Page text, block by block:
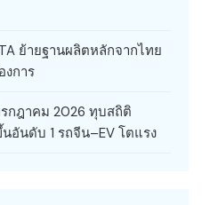
ย้ายฐานผลิตหลักจากไทย
การ
กฎาคม 2026 ทุบสถิติ
อันดับ 1 รถจีน–EV โตแรง